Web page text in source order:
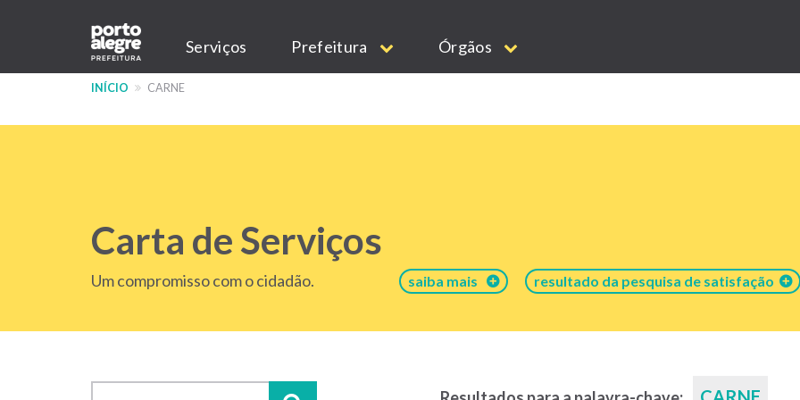
conteúdo
Main
navigation
Serviços Prefeitura Órgãos
INÍCIO CARNE
Carta de Serviços
Um compromisso com o cidadão. saiba mais resultado da pesquisa de satisfação